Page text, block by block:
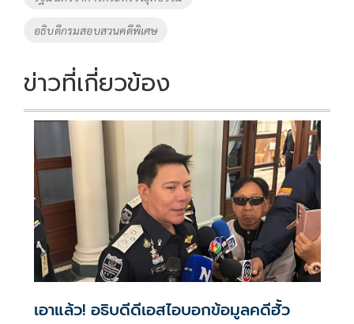
อธิบดีกรมสอบสวนคดีพิเศษ
ข่าวที่เกี่ยวข้อง
เอาแล้ว! อธิบดีดีเอสไอบอกข้อมูลคดีฮั้ว